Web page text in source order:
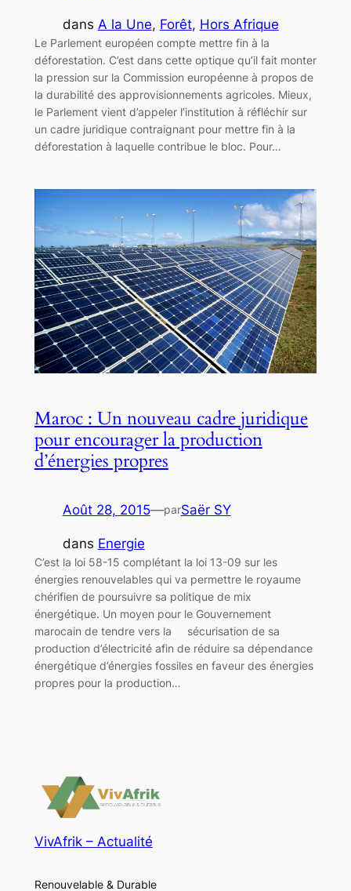
dans A la Une, Forêt, Hors Afrique
Le Parlement européen compte mettre fin à la
déforestation. C’est dans cette optique qu’il fait monter
la pression sur la Commission européenne à propos de
la durabilité des approvisionnements agricoles. Mieux,
le Parlement vient d’appeler l’institution à réfléchir sur
un cadre juridique contraignant pour mettre fin à la
déforestation à laquelle contribue le bloc. Pour…
Maroc : Un nouveau cadre juridique
pour encourager la production
d’énergies propres
Août 28, 2015—parSaër SY
dans Energie
C’est la loi 58-15 complétant la loi 13-09 sur les
énergies renouvelables qui va permettre le royaume
chérifien de poursuivre sa politique de mix
énergétique. Un moyen pour le Gouvernement
marocain de tendre vers la sécurisation de sa
production d’électricité afin de réduire sa dépendance
énergétique d’énergies fossiles en faveur des énergies
propres pour la production…
VivAfrik – Actualité
Renouvelable & Durable